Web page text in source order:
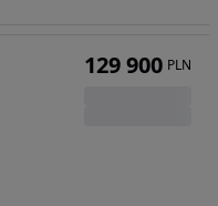
129 900 PLN